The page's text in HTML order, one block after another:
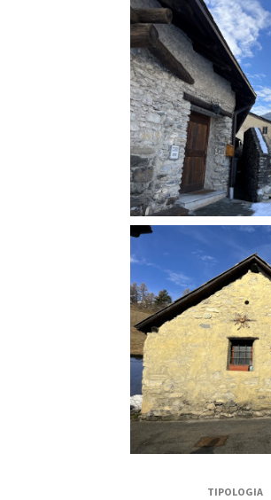
Rete
Sala
Sala
TIPOLOGIA